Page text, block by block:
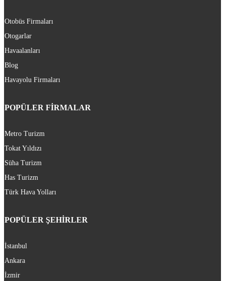
Otobüs Firmaları
Otogarlar
Havaalanları
Blog
Havayolu Firmaları
POPÜLER FİRMALAR
Metro Turizm
Tokat Yıldızı
Süha Turizm
Has Turizm
Türk Hava Yolları
POPÜLER ŞEHİRLER
İstanbul
Ankara
İzmir